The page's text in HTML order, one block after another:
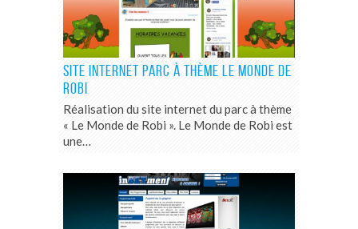
SITE INTERNET PARC À THÈME LE MONDE DE
ROBI
Réalisation du site internet du parc à thème
« Le Monde de Robi ». Le Monde de Robi est
une…